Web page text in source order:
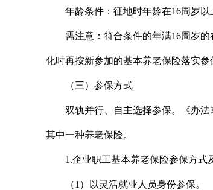
年龄条件：征地时年龄在16周岁以
需注意：符合条件的年满16周岁
化时再按新参加的基本养老保险落实参
（三）参保方式
双轨并行、自主选择参保。《办
其中一种养老保险。
1.企业职工基本养老保险参保方式
（1）以灵活就业人员身份参保。